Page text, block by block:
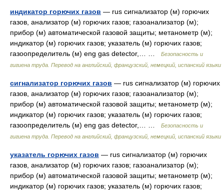
индикатор горючих газов — rus сигнализатор (м) горючих
газов, анализатор (м) горючих газов; газоанализатор (м);
прибор (м) автоматической газовой защиты; метанометр (м);
индикатор (м) горючих газов; указатель (м) горючих газов;
газоопределитель (м) eng gas detector,… …
Безопасность и
гигиена труда. Перевод на английский, французский, немецкий, испанский языки
сигнализатор горючих газов — rus сигнализатор (м) горючих
газов, анализатор (м) горючих газов; газоанализатор (м);
прибор (м) автоматической газовой защиты; метанометр (м);
индикатор (м) горючих газов; указатель (м) горючих газов;
газоопределитель (м) eng gas detector,… …
Безопасность и
гигиена труда. Перевод на английский, французский, немецкий, испанский языки
указатель горючих газов — rus сигнализатор (м) горючих
газов, анализатор (м) горючих газов; газоанализатор (м);
прибор (м) автоматической газовой защиты; метанометр (м);
индикатор (м) горючих газов; указатель (м) горючих газов;